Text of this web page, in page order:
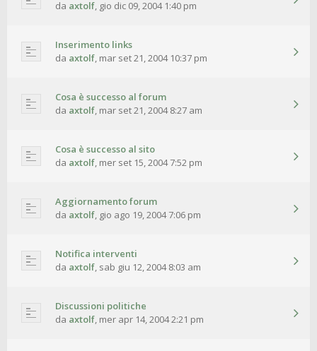
da axtolf, gio dic 09, 2004 1:40 pm
Inserimento links
da axtolf, mar set 21, 2004 10:37 pm
Cosa è successo al forum
da axtolf, mar set 21, 2004 8:27 am
Cosa è successo al sito
da axtolf, mer set 15, 2004 7:52 pm
Aggiornamento forum
da axtolf, gio ago 19, 2004 7:06 pm
Notifica interventi
da axtolf, sab giu 12, 2004 8:03 am
Discussioni politiche
da axtolf, mer apr 14, 2004 2:21 pm